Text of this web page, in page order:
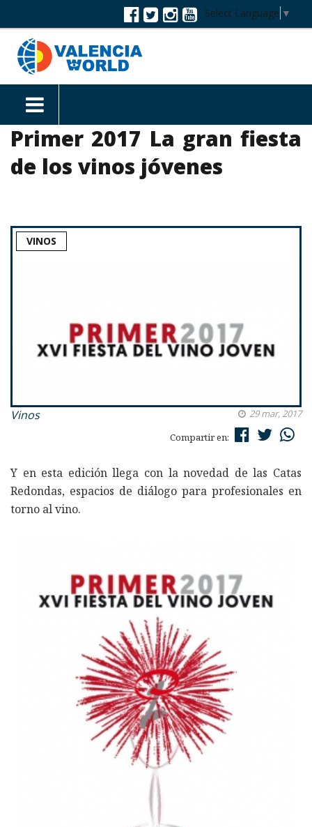
Select Language ▼
Primer 2017 La gran fiesta
de los vinos jóvenes
VINOS
Vinos
29 mar, 2017
Compartir en:
Y en esta edición llega con la novedad de las Catas
Redondas, espacios de diálogo para profesionales en
torno al vino.